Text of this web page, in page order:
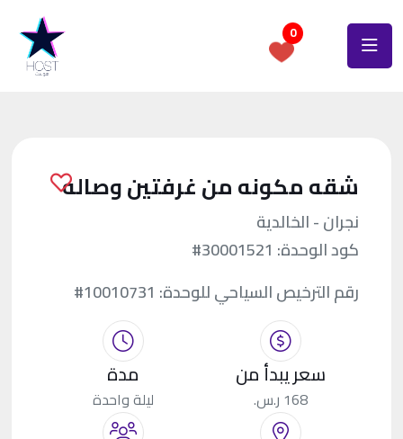
0
شقه مكونه من غرفتين وصاله
نجران - الخالدية
كود الوحدة: #30001521
رقم الترخيص السياحي للوحدة: #10010731
سعر يبدأ من
168 ر.س.
مدة
ليلة واحدة